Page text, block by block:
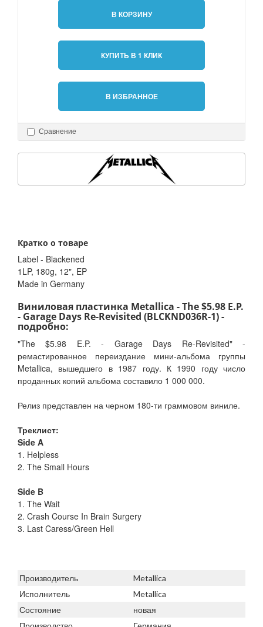
В КОРЗИНУ
КУПИТЬ В 1 КЛИК
В ИЗБРАННОЕ
Сравнение
Кратко о товаре
Label - Blackened
1LP, 180g, 12", EP
Made in Germany
Виниловая пластинка Metallica - The $5.98 E.P.
- Garage Days Re-Revisited (BLCKND036R-1) -
подробно:
"The $5.98 E.P. - Garage Days Re-Revisited" -
ремастированное переиздание мини-альбома группы
Metallica, вышедшего в 1987 году. К 1990 году число
проданных копий альбома составило 1 000 000.
Релиз представлен на черном 180-ти граммовом виниле.
Треклист:
Side A
1. Helpless
2. The Small Hours
Side B
1. The Wait
2. Crash Course In Brain Surgery
3. Last Caress/Green Hell
Производитель
Metallica
Исполнитель
Metallica
Состояние
новая